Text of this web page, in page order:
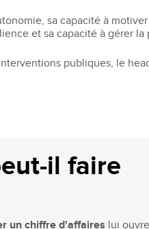
sa capacité à
et sa capacité à gérer la
publiques, le
il faire
un chiffre d'affaires lui